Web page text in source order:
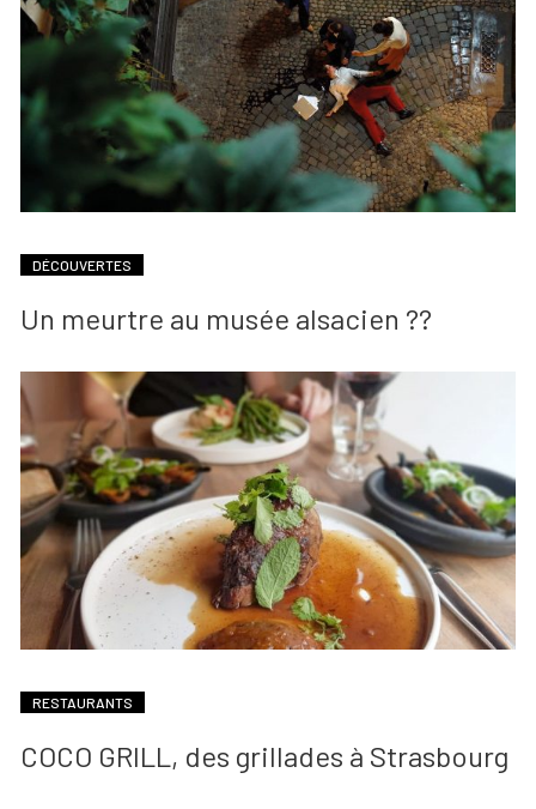
DÉCOUVERTES
Un meurtre au musée alsacien ??
RESTAURANTS
COCO GRILL, des grillades à Strasbourg